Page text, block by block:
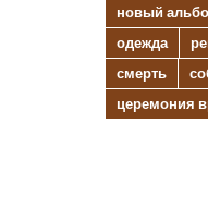
новый
одежда
смерть
церемония